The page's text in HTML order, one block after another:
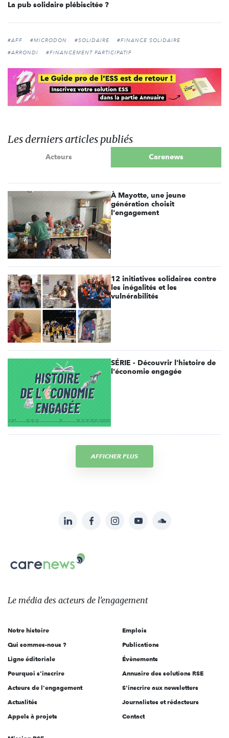
La pub solidaire plébiscitée ?
#AFF #MICRODON #SOLIDAIRE
#FINANCE SOLIDAIRE
#ARRONDI
#FINANCEMENT PARTICIPATIF
Les derniers articles publiés
Acteurs Carenews
À Mayotte, une jeune
génération choisit
l'engagement
12 initiatives solidaires contre
les inégalités et les
vulnérabilités
SÉRIE - Découvrir l'histoire de
l'économie engagée
AFFICHER PLUS
sur:
LinkedInFacebookInstagramYouTubeSoundcloud
Carenews,
Le
des
l'engagement
Le média des acteurs de l'engagement
Notre histoire
Qui sommes-nous ?
Ligne éditoriale
Pourquoi s'inscrire
Acteurs de l'engagement
Actualités
Appels à projets
Emplois
Publications
Évènements
Annuaire des solutions RSE
S'inscrire aux newsletters
Journalistes et rédacteurs
Contact